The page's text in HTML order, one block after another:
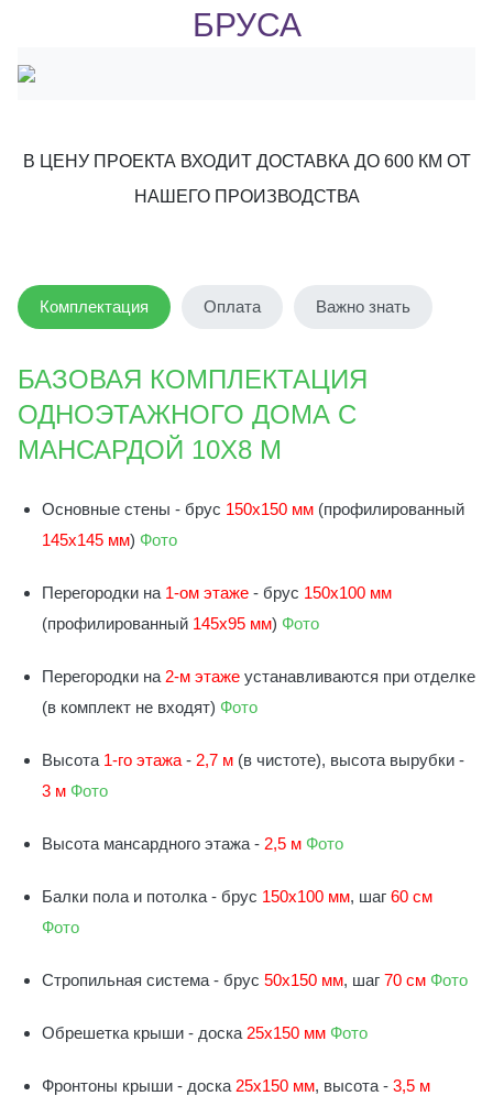
БРУСА
В ЦЕНУ ПРОЕКТА ВХОДИТ ДОСТАВКА ДО 600 КМ ОТ
НАШЕГО ПРОИЗВОДСТВА
Комплектация Оплата Важно знать
БАЗОВАЯ КОМПЛЕКТАЦИЯ
ОДНОЭТАЖНОГО ДОМА С
МАНСАРДОЙ 10Х8 М
Основные стены - брус 150х150 мм (профилированный
145х145 мм) Фото
Перегородки на 1-ом этаже - брус 150х100 мм
(профилированный 145х95 мм) Фото
Перегородки на 2-м этаже устанавливаются при отделке
(в комплект не входят) Фото
Высота 1-го этажа - 2,7 м (в чистоте), высота вырубки -
3 м Фото
Высота мансардного этажа - 2,5 м Фото
Балки пола и потолка - брус 150х100 мм, шаг 60 см
Фото
Стропильная система - брус 50х150 мм, шаг 70 см Фото
Обрешетка крыши - доска 25х150 мм Фото
Фронтоны крыши - доска 25х150 мм, высота - 3,5 м